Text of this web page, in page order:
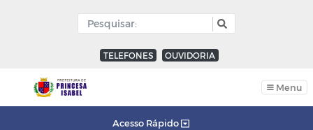
TELEFONES OUVIDORIA
Menu
Acesso Rápido